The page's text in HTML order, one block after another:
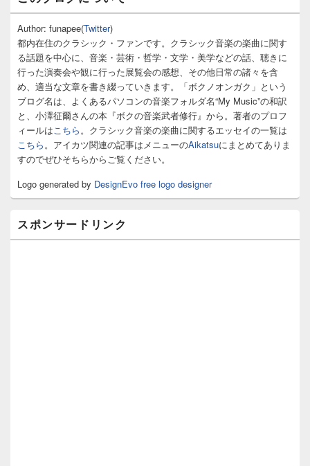
ン
サ
イ
バ
ー
ウ
ィ
ト
エ
ア
Author: funapee(Twitter)
都内在住のクラシック・ファンです。クラシック音楽の楽曲に関す
る話題を中心に、音楽・芸術・哲学・文学・美学などの話、聴きに
行った演奏会や観に行った展覧会の感想、その他日常の諸々を含
め、適当な文章を書き綴っていきます。「ボクノオンガク」という
ブログ名は、よくあるパソコンの音楽フォルダ名“My Music”の和訳
と、小澤征爾さんの本『ボクの音楽武者修行』から。著者のプロフ
ィールは こちら 。クラシック音楽の楽曲に関するエッセイの一覧は
こちら 。アイカツ関連の記事はメニューのAikatsuにまとめてありま
すのでぜひそちらからご覧ください。
Logo generated by DesignEvo free logo designer
スポンサードリンク